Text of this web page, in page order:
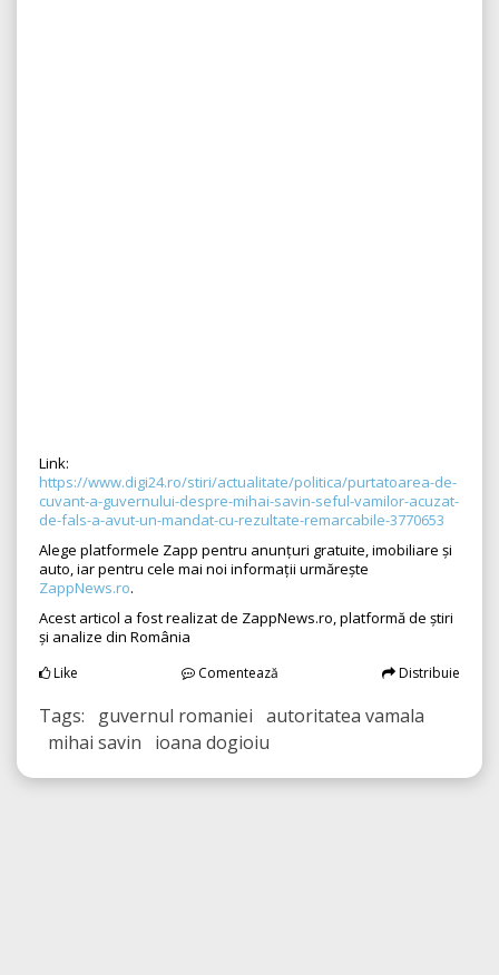
Link:
https://www.digi24.ro/stiri/actualitate/politica/purtatoarea-de-
cuvant-a-guvernului-despre-mihai-savin-seful-vamilor-acuzat-
de-fals-a-avut-un-mandat-cu-rezultate-remarcabile-3770653
Alege platformele Zapp pentru anunțuri gratuite, imobiliare și
auto, iar pentru cele mai noi informații urmărește
ZappNews.ro.
Acest articol a fost realizat de ZappNews.ro, platformă de știri
și analize din România
Like Comentează Distribuie
Tags: guvernul romaniei autoritatea vamala
mihai savin ioana dogioiu